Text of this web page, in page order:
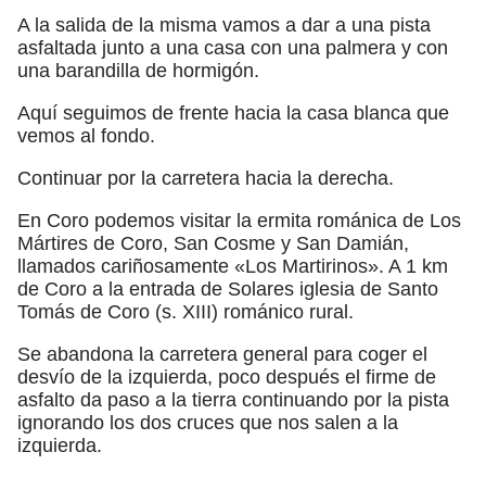
A la salida de la misma vamos a dar a una pista
asfaltada junto a una casa con una palmera y con
una barandilla de hormigón.
Aquí seguimos de frente hacia la casa blanca que
vemos al fondo.
Continuar por la carretera hacia la derecha.
En Coro podemos visitar la ermita románica de Los
Mártires de Coro, San Cosme y San Damián,
llamados cariñosamente «Los Martirinos». A 1 km
de Coro a la entrada de Solares iglesia de Santo
Tomás de Coro (s. XIII) románico rural.
Se abandona la carretera general para coger el
desvío de la izquierda, poco después el firme de
asfalto da paso a la tierra continuando por la pista
ignorando los dos cruces que nos salen a la
izquierda.